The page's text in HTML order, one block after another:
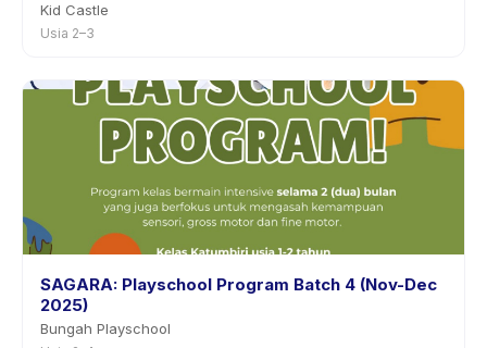
Kid Castle
Usia 2–3
SAGARA: Playschool Program Batch 4 (Nov-Dec
2025)
Bungah Playschool